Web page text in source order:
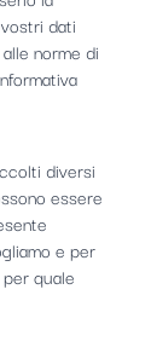
dati
norme di
diversi
essere
e per
quale